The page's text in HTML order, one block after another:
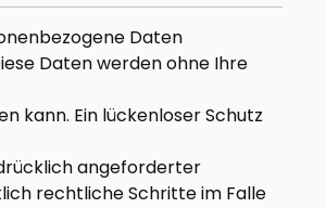
Daten
Daten werden ohne Ihre
kann. Ein lückenloser Schutz
angeforderter
rechtliche Schritte im Falle